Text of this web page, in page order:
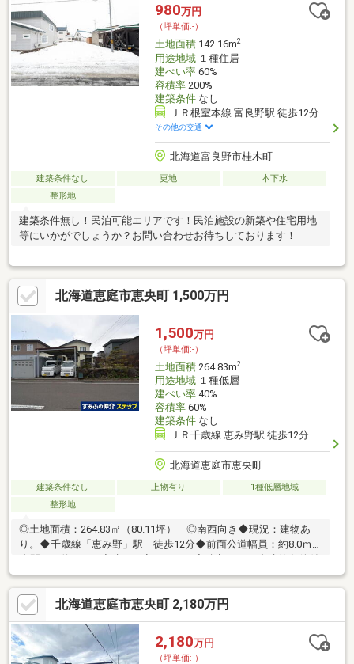
980万円
（坪単価:-）
土地面積142.16m2
用途地域１種住居
建ぺい率60%
容積率200%
建築条件なし
ＪＲ根室本線 富良野駅 徒歩12分
その他の交通
北海道富良野市桂木町
建築条件なし 更地
本下水
整形地
建築条件無し！民泊可能エリアです！民泊施設の新築や住宅用地
等にいかがでしょうか？お問い合わせお待ちしております！
北海道恵庭市恵央町 1,500万円
1,500万円
（坪単価:-）
土地面積264.83m2
用途地域１種低層
建ぺい率40%
容積率60%
建築条件なし
ＪＲ千歳線 恵み野駅 徒歩12分
北海道恵庭市恵央町
建築条件なし 上物有り
1種低層地域
整形地
◎土地面積：264.83㎡（80.11坪） ◎南西向き◆現況：建物あ
り。◆千歳線「恵み野」駅 徒歩12分◆前面公道幅員：約8.0ｍ
土地ではありません◆生活利便性良好【周辺環境】・わかば公
園 約200ｍ・セブンイレブン恵庭柏陽町店 約310ｍ・マックス
バリュ恵庭店 約620ｍ・ツルハドラッグマックスバリュ恵庭
店 約620ｍ・恵庭柏木中通郵便局 約700ｍ・若草小学校 約
470ｍ・柏陽中学校 約1000ｍ
北海道恵庭市恵央町 2,180万円
2,180万円
（坪単価:-）